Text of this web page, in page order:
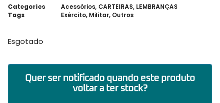
Categories Acessórios, CARTEIRAS, LEMBRANÇAS
Tags
Exército, Militar, Outros
Esgotado
Quer ser notificado quando este produto
voltar a ter stock?